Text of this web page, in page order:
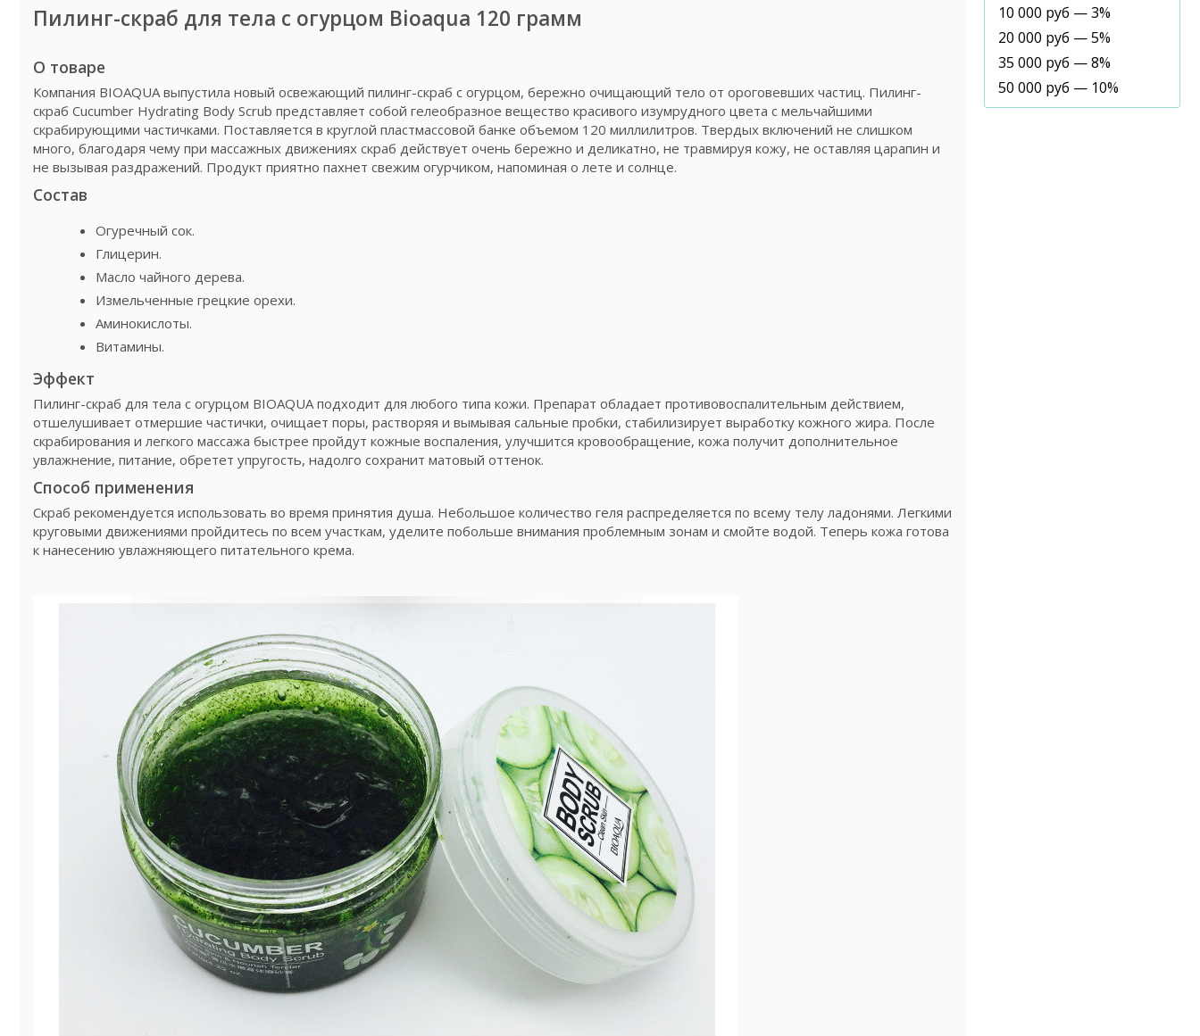
10 000 руб — 3%
20 000 руб — 5%
35 000 руб — 8%
50 000 руб — 10%
Пилинг-скраб для тела с огурцом Bioaqua 120 грамм
О товаре
Компания BIOAQUA выпустила новый освежающий пилинг-скраб с огурцом, бережно очищающий тело от ороговевших частиц. Пилинг-
скраб Cucumber Hydrating Body Scrub представляет собой гелеобразное вещество красивого изумрудного цвета с мельчайшими
скрабирующими частичками. Поставляется в круглой пластмассовой банке объемом 120 миллилитров. Твердых включений не слишком
много, благодаря чему при массажных движениях скраб действует очень бережно и деликатно, не травмируя кожу, не оставляя царапин и
не вызывая раздражений. Продукт приятно пахнет свежим огурчиком, напоминая о лете и солнце.
Состав
Огуречный сок.
Глицерин.
Масло чайного дерева.
Измельченные грецкие орехи.
Аминокислоты.
Витамины.
Эффект
Пилинг-скраб для тела с огурцом BIOAQUA подходит для любого типа кожи. Препарат обладает противовоспалительным действием,
отшелушивает отмершие частички, очищает поры, растворяя и вымывая сальные пробки, стабилизирует выработку кожного жира. После
скрабирования и легкого массажа быстрее пройдут кожные воспаления, улучшится кровообращение, кожа получит дополнительное
увлажнение, питание, обретет упругость, надолго сохранит матовый оттенок.
Способ применения
Скраб рекомендуется использовать во время принятия душа. Небольшое количество геля распределяется по всему телу ладонями. Легкими
круговыми движениями пройдитесь по всем участкам, уделите побольше внимания проблемным зонам и смойте водой. Теперь кожа готова
к нанесению увлажняющего питательного крема.